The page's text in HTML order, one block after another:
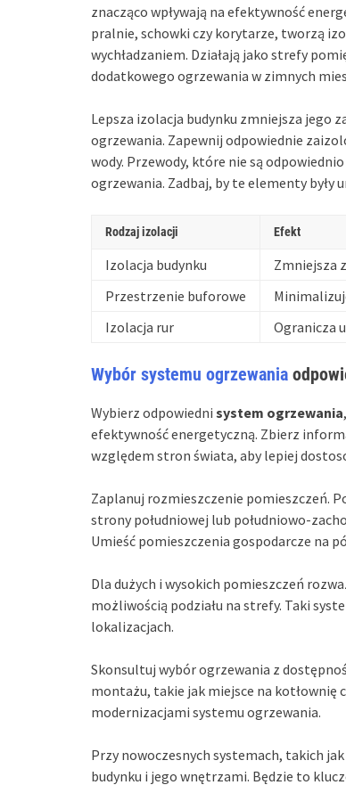
znacząco wpływają na efektywność
pralnie, schowki czy korytarze, tworzą
wychładzaniem. Działają jako strefy
dodatkowego ogrzewania w zimnych
Lepsza izolacja budynku zmniejsza jego
ogrzewania. Zapewnij odpowiednie
wody. Przewody, które nie są
ogrzewania. Zadbaj, by te elementy były
Rodzaj izolacji Efekt
Izolacja budynku Zmniejsza
Przestrzenie buforowe
Izolacja rur
Ogranicza
Wybór systemu ogrzewania
Wybierz odpowiedni system ogrzewania
efektywność energetyczną. Zbierz
względem stron świata, aby lepiej
Zaplanuj rozmieszczenie pomieszczeń.
strony południowej lub południowo-
Umieść pomieszczenia gospodarcze na
Dla dużych i wysokich pomieszczeń
możliwością podziału na strefy. Taki
lokalizacjach.
Skonsultuj wybór ogrzewania z
montażu, takie jak miejsce na kotłownię
modernizacjami systemu ogrzewania.
Przy nowoczesnych systemach, takich
budynku i jego wnętrzami. Będzie to